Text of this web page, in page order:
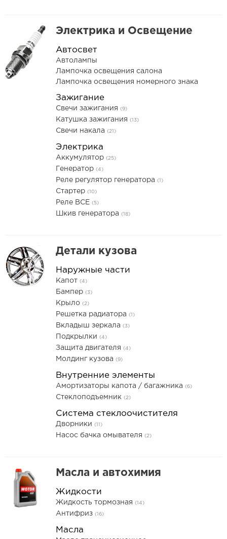
Электрика и Освещение
Автосвет
Автолампы
Лампочка освещения салона
Лампочка освещения номерного знака
Зажигание
Свечи зажигания (9)
Катушка зажигания (13)
Свечи накала (21)
Электрика
Аккумулятор (25)
Генератор (4)
Реле регулятор генератора (1)
Стартер (10)
Реле ВСЕ (5)
Шкив генератора (18)
Детали кузова
Наружные части
Капот (4)
Бампер (3)
Крыло (2)
Решетка радиатора (1)
Вкладыш зеркала (3)
Подкрылки (4)
Защита двигателя (4)
Молдинг кузова (9)
Внутренние элементы
Амортизаторы капота / багажника (6)
Стеклоподъемник (2)
Система стеклоочистителя
Дворники (11)
Насос бачка омывателя (2)
Масла и автохимия
Жидкости
Жидкость тормозная (14)
Антифриз (16)
Масла